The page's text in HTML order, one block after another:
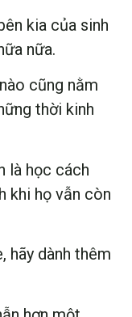
kia của sinh
nữa.
cũng nằm
thời kinh
là học cách
khi họ vẫn còn
hãy dành thêm